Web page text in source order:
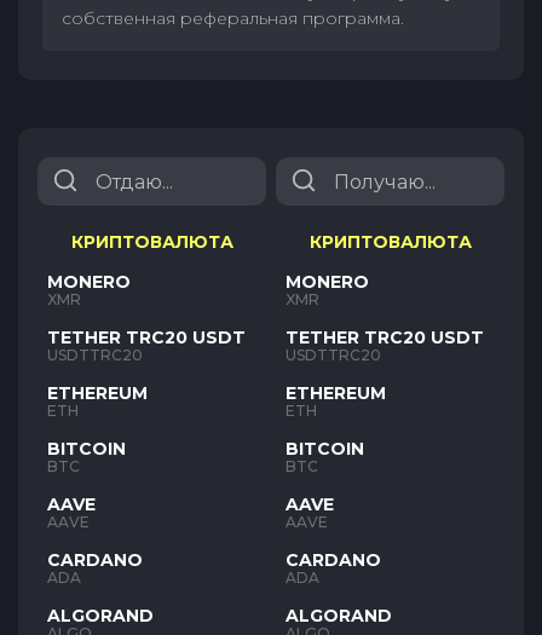
собственная реферальная программа.
КРИПТОВАЛЮТА
MONERO
XMR
TETHER TRC20 USDT
USDTTRC20
ETHEREUM
ETH
BITCOIN
BTC
AAVE
AAVE
CARDANO
ADA
ALGORAND
КРИПТОВАЛЮТА
MONERO
XMR
TETHER TRC20 USDT
USDTTRC20
ETHEREUM
ETH
BITCOIN
BTC
AAVE
AAVE
CARDANO
ADA
ALGORAND